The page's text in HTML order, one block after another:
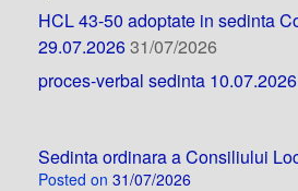
HCL 43-50 adoptate in sedinta
29.07.202631/07/2026
proces-verbal sedinta 10.07.2026
Sedinta ordinara a Consiliului
Posted on 31/07/2026